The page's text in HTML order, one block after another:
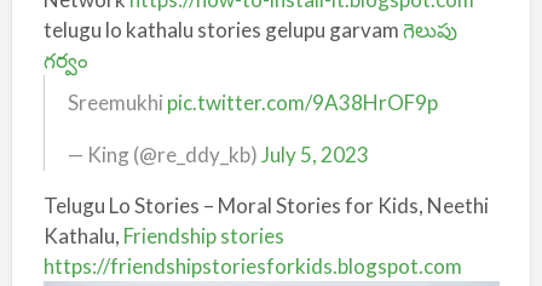
telugu lo kathalu stories gelupu garvamగెలుపు
గర్వం
Sreemukhi pic.twitter.com/9A38HrOF9p
— King (@re_ddy_kb)July 5, 2023
Telugu Lo Stories – Moral Stories for Kids, Neethi
Kathalu, Friendship stories
https://friendshipstoriesforkids.blogspot.com